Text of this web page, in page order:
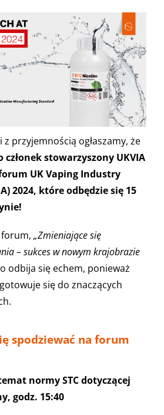
z przyjemnością ogłaszamy, że
stowarzyszony UKVIA
UK Vaping Industry
2024, które odbędzie się 15
„Zmieniające się
– sukces w nowym krajobrazie
odbija się echem, ponieważ
się do znaczących
spodziewać na forum
normy STC dotyczącej
godz. 15:40